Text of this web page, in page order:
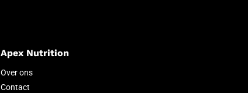
Apex Nutrition
Over ons
Contact